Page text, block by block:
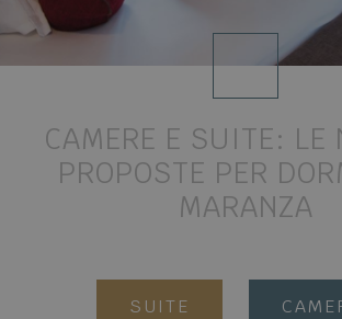
CAMERE E SUITE: LE
PROPOSTE PER
MARANZA
SUITE